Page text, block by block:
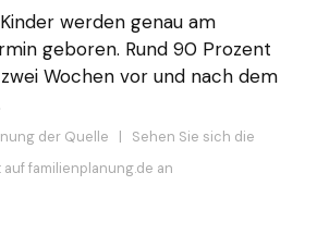
werden genau am
geboren. Rund 90 Prozent
Wochen vor und nach dem
der Quelle | Sehen Sie sich die
familienplanung.de an